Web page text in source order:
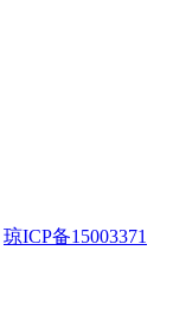
琼ICP备15003371